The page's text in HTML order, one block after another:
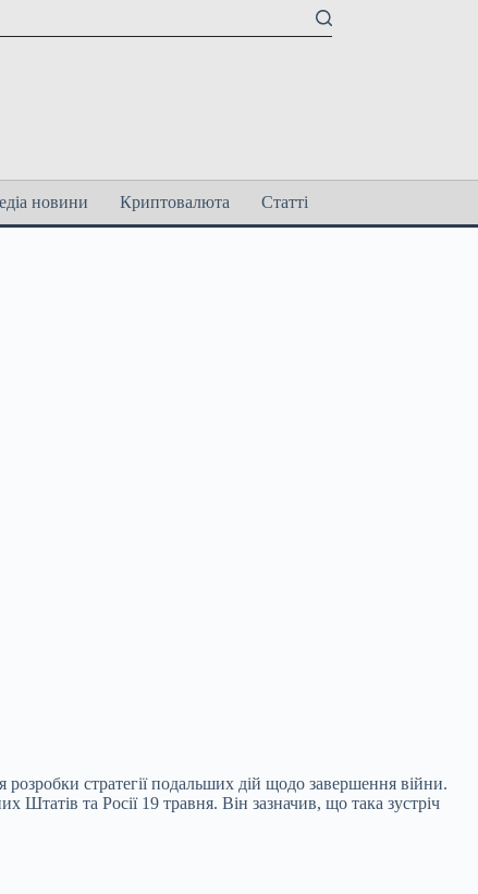
новини Криптовалюта Статті
розробки стратегії подальших дій щодо завершення війни.
Штатів та Росії 19 травня. Він зазначив, що така зустріч